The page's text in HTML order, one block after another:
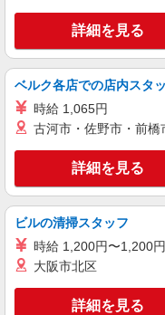
株式会社テクノ・サービ
製品の
時
大
キープ
株式会社テクノ・サービス
検査・
時給
大
キープ
詳細を見る
ベルク各店での店内スタ
時給 1,065円
古河市・佐野市・前
詳細を見る
ビルの清掃スタッフ
時給 1,200円〜1,200円
大阪市北区
詳細を見る